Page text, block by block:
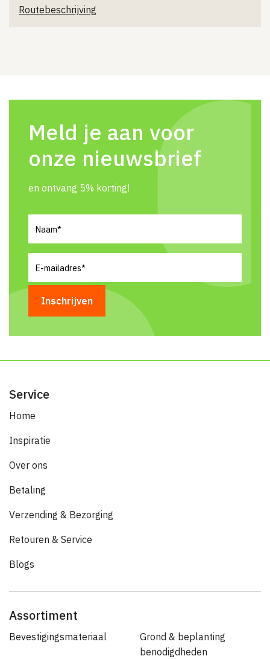
Routebeschrijving
Meld je aan voor
onze nieuwsbrief
en ontvang 5% korting!
mailadres(Vereist)
Service
Home
Inspiratie
Over ons
Betaling
Verzending & Bezorging
Retouren & Service
Blogs
Assortiment
Bevestigingsmateriaal
Grond & beplanting
benodigdheden